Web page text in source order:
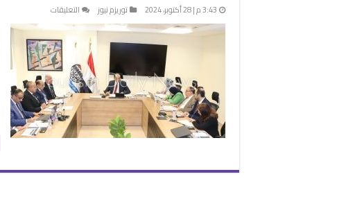
3:43 م | 28 أكتوبر، 2024 توريزم نيوز التعليقات
الشيمي
يطالب
رؤساء
شركات
قابضة
السياحة
إنهاء
المشروعات
الفندقية